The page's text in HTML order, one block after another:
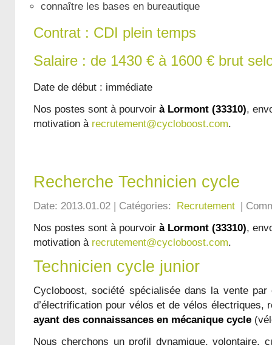
connaître les bases en bureautique
Contrat : CDI plein temps
Salaire : de 1430 € à 1600 € brut
Date de début : immédiate
Nos postes sont à pourvoir à Lormont (33310),
motivation à recrutement@cycloboost.com.
Recherche Technicien cycle
Date: 2013.01.02 | Catégories: Recrutement |
Nos postes sont à pourvoir à Lormont (33310),
motivation à recrutement@cycloboost.com.
Technicien cycle junior
Cycloboost, société spécialisée dans la vente par
d’électrification pour vélos et de vélos électriques,
ayant des connaissances en mécanique cycle
Nous cherchons un profil dynamique, volontaire,